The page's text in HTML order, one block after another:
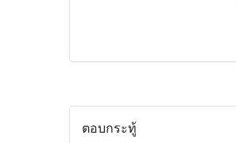
ตอบกระทู้